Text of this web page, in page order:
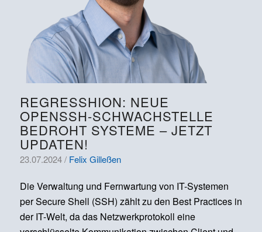
REGRESSHION: NEUE
OPENSSH-SCHWACHSTELLE
BEDROHT SYSTEME – JETZT
UPDATEN!
23.07.2024 / Felix Gilleßen
Die Verwaltung und Fernwartung von IT-Systemen
per Secure Shell (SSH) zählt zu den Best Practices in
der IT-Welt, da das Netzwerkprotokoll eine